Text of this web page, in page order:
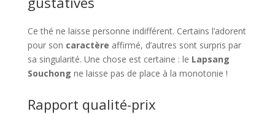
Ce thé ne laisse personne indifférent. Certains l’adorent
pour son caractère affirmé, d’autres sont surpris par
sa singularité. Une chose est certaine : le Lapsang
Souchong ne laisse pas de place à la monotonie !
Rapport qualité-prix